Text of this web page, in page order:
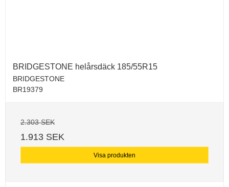
BRIDGESTONE helårsdäck 185/55R15
BRIDGESTONE
BR19379
2.303 SEK
1.913 SEK
Visa produkten